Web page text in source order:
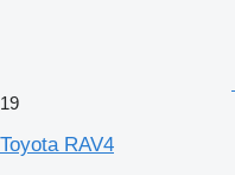
19
Toyota RAV4